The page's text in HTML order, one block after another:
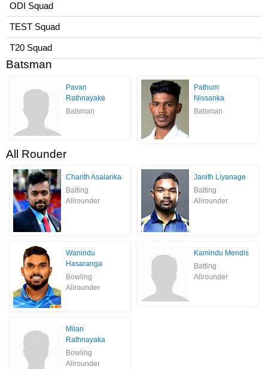
ODI Squad
TEST Squad
T20 Squad
Batsman
Pavan
Rathnayake
Batsman
Pathum
Nissanka
Batsman
All Rounder
Charith Asalanka
Batting
Allrounder
Janith Liyanage
Batting
Allrounder
Wanindu
Hasaranga
Bowling
Allrounder
Kamindu Mendis
Batting
Allrounder
Milan
Rathnayaka
Bowling
Allrounder